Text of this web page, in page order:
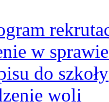
w
do szkoły
woli